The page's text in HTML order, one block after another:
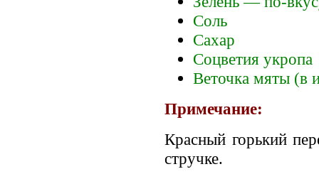
Соль
Сахар
Соцветия укропа
Веточка мяты (в
Примечание:
Красный горький
стручке.